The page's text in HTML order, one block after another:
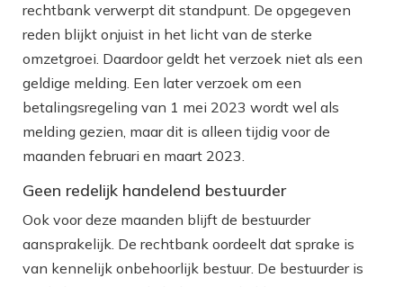
rechtbank verwerpt dit standpunt. De opgegeven
reden blijkt onjuist in het licht van de sterke
omzetgroei. Daardoor geldt het verzoek niet als een
geldige melding. Een later verzoek om een
betalingsregeling van 1 mei 2023 wordt wel als
melding gezien, maar dit is alleen tijdig voor de
maanden februari en maart 2023.
Geen redelijk handelend bestuurder
Ook voor deze maanden blijft de bestuurder
aansprakelijk. De rechtbank oordeelt dat sprake is
van kennelijk onbehoorlijk bestuur. De bestuurder is